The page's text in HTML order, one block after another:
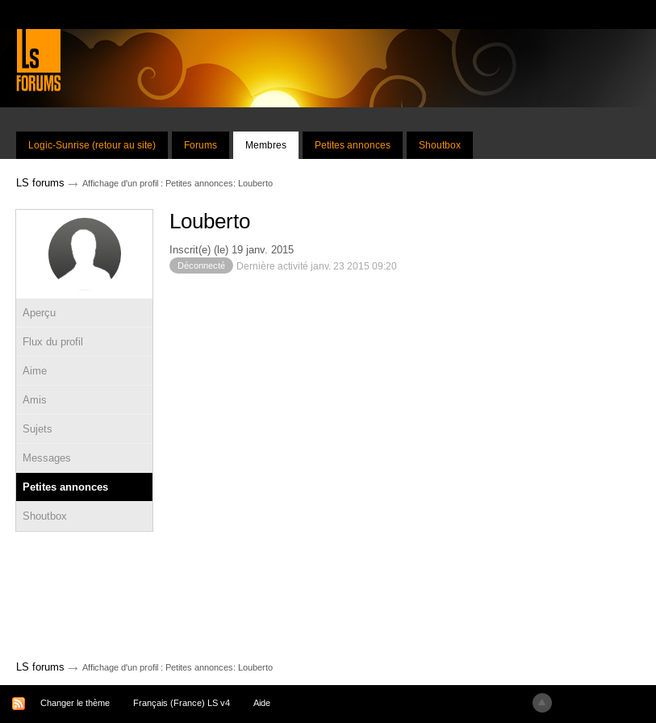
Logic-Sunrise (retour au site) Forums Membres Petites annonces Shoutbox
LS forums → Affichage d'un profil : Petites annonces: Louberto
Aperçu
Flux du profil
Aime
Amis
Sujets
Messages
Petites annonces
Shoutbox
Louberto
Inscrit(e) (le) 19 janv. 2015
Déconnecté Dernière activité janv. 23 2015 09:20
LS forums → Affichage d'un profil : Petites annonces: Louberto
Changer le thème Français (France) LS v4 Aide